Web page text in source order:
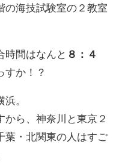
の海技試験室の２教室
時間はなんと ８：４
すか！？
。
から、神奈川と東京２
葉・北関東の人はすご